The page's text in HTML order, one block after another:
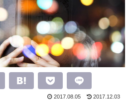
2017.08.05 2017.12.03